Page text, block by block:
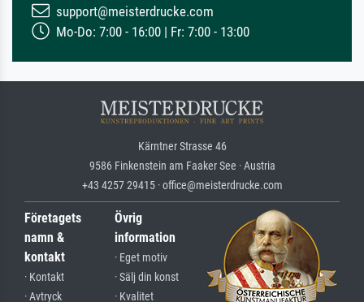
support@meisterdrucke.com
Mo-Do: 7:00 - 16:00 | Fr: 7:00 - 13:00
Kärntner Strasse 46
9586 Finkenstein am Faaker See · Austria
+43 4257 29415 · office@meisterdrucke.com
Företagets
namn &
kontakt
· Kontakt
· Avtryck
Övrig
information
· Eget motiv
· Sälj din konst
· Kvalitet